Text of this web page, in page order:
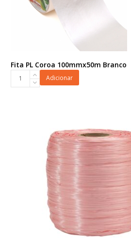
Fita PL Coroa 100mmx50m Branco
Fita
Adicionar